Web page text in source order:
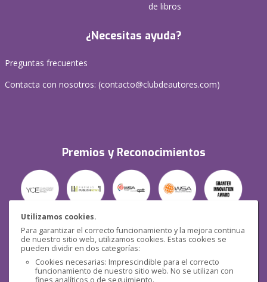
Utilizamos cookies.
Para garantizar el correcto funcionamiento y la mejora continua
de nuestro sitio web, utilizamos cookies. Estas cookies se
pueden dividir en dos categorías:
Cookies necesarias: Imprescindible para el correcto
funcionamiento de nuestro sitio web. No se utilizan con
fines analíticos o de seguimiento.
de libros
¿Necesitas ayuda?
Preguntas frecuentes
Contacta con nosotros: (contacto@clubdeautores.com)
Premios y Reconocimientos
Seguridad